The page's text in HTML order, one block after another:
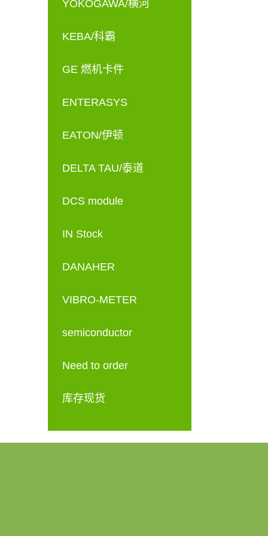
YOKOGAWA/横河
KEBA/科霸
GE 燃机卡件
ENTERASYS
EATON/伊顿
DELTA TAU/泰道
DCS module
IN Stock
DANAHER
VIBRO-METER
semiconductor
Need to order
库存现货